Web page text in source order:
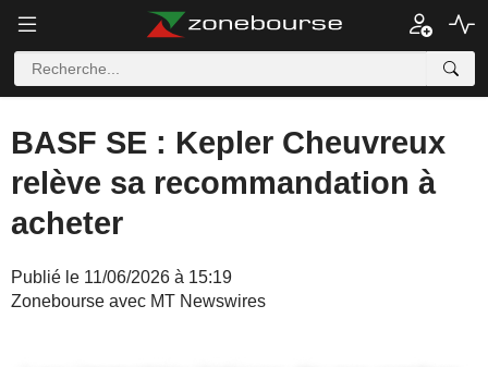
BASF SE : Kepler Cheuvreux
relève sa recommandation à
acheter
Publié le 11/06/2026 à 15:19
Zonebourse avec MT Newswires